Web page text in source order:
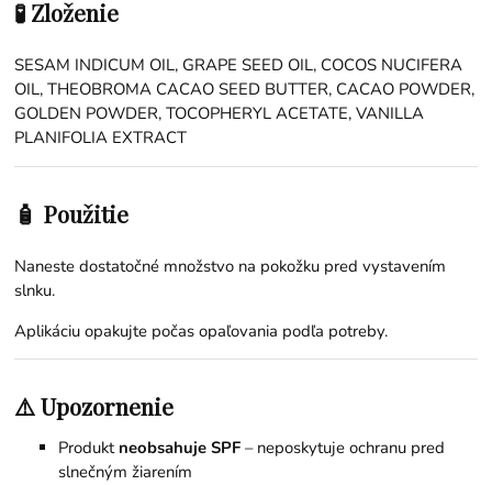
🧪 Zloženie
SESAM INDICUM OIL, GRAPE SEED OIL, COCOS NUCIFERA
OIL, THEOBROMA CACAO SEED BUTTER, CACAO POWDER,
GOLDEN POWDER, TOCOPHERYL ACETATE, VANILLA
PLANIFOLIA EXTRACT
🧴 Použitie
Naneste dostatočné množstvo na pokožku pred vystavením
slnku.
Aplikáciu opakujte počas opaľovania podľa potreby.
⚠️ Upozornenie
Produkt neobsahuje SPF – neposkytuje ochranu pred
slnečným žiarením